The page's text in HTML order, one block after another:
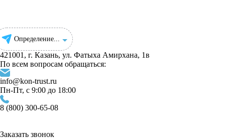
Определение...
421001, г. Казань, ул. ​Фатыха Амирхана, 1в
По всем вопросам обращаться:
info@kon-trust.ru
Пн-Пт, с 9:00 до 18:00
8 (800) 300-65-08
Заказать звонок